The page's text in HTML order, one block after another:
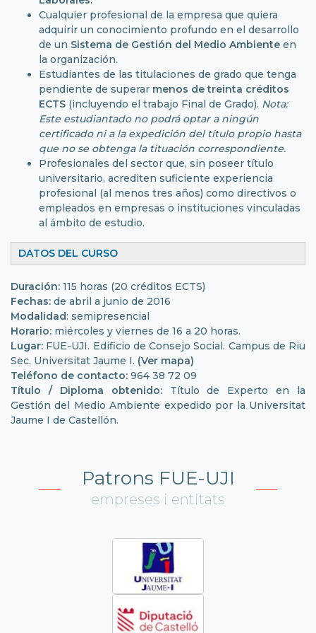
Cualquier profesional de la empresa que quiera
adquirir un conocimiento profundo en el desarrollo
de un Sistema de Gestión del Medio Ambiente en
la organización.
Estudiantes de las titulaciones de grado que tenga
pendiente de superar menos de treinta créditos
ECTS (incluyendo el trabajo Final de Grado). Nota:
Este estudiantado no podrá optar a ningún
certificado ni a la expedición del título propio hasta
que no se obtenga la tituación correspondiente.
Profesionales del sector que, sin poseer título
universitario, acrediten suficiente experiencia
profesional (al menos tres años) como directivos o
empleados en empresas o instituciones vinculadas
al ámbito de estudio.
DATOS DEL CURSO
Duración: 115 horas (20 créditos ECTS)
Fechas: de abril a junio de 2016
Modalidad: semipresencial
Horario: miércoles y viernes de 16 a 20 horas.
Lugar: FUE-UJI. Edificio de Consejo Social. Campus de Riu
Sec. Universitat Jaume I. (Ver mapa)
Teléfono de contacto: 964 38 72 09
Título / Diploma obtenido:Título de Experto en la
Gestión del Medio Ambiente expedido por la Universitat
Jaume I de Castellón.
Patrons FUE-UJI
empreses i entitats